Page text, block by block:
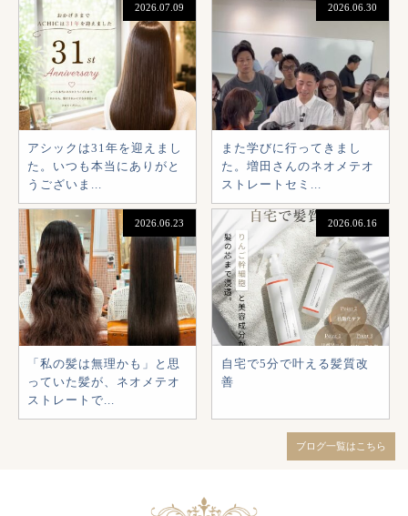
2026.07.09
アシックは31年を迎えまし
た。いつも本当にありがと
うございま...
2026.06.30
また学びに行ってきまし
た。増田さんのネオメテオ
ストレートセミ...
2026.06.23
「私の髪は無理かも」と思
っていた髪が、ネオメテオ
ストレートで...
2026.06.16
自宅で5分で叶える髪質改
善
ブログ一覧はこちら